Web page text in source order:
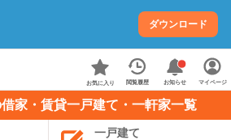
ダウンロード
お気に入り 閲覧履歴 お知らせ マイページ
家・賃貸一戸建て・一軒家一覧
一戸建て